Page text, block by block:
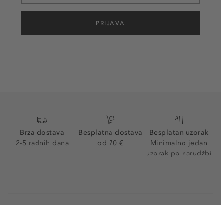
PRIJAVA
Brza dostava
2-5 radnih dana
Besplatna dostava
od 70 €
Besplatan uzorak
Minimalno jedan
uzorak po narudžbi